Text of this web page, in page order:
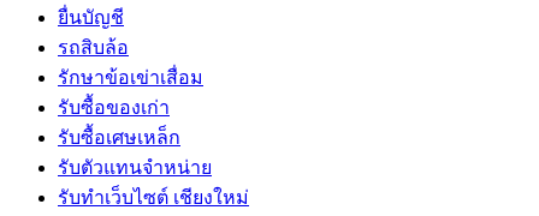
ยื่นบัญชี
รถสิบล้อ
รักษาข้อเข่าเสื่อม
รับซื้อของเก่า
รับซื้อเศษเหล็ก
รับตัวแทนจำหน่าย
รับทำเว็บไซต์ เชียงใหม่